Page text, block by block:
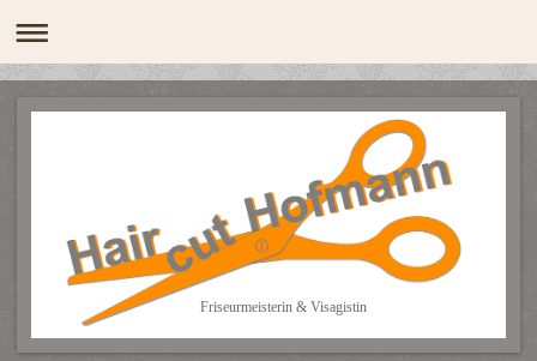
Friseurmeisterin & Visagistin